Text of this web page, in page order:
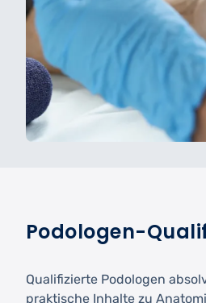
Podologen-
Qualifizierte Podologen
praktische Inhalte zu